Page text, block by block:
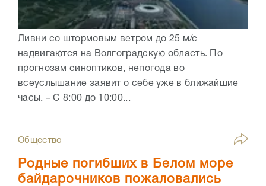
Ливни со штормовым ветром до 25 м/с
надвигаются на Волгоградскую область. По
прогнозам синоптиков, непогода во
всеуслышание заявит о себе уже в ближайшие
часы. – С 8:00 до 10:00...
Общество
Родные погибших в Белом море
байдарочников пожаловались